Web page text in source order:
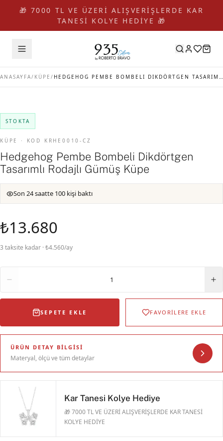
🎁 7000 TL VE ÜZERİ ALIŞVERİŞLERDE KAR
TANESİ KOLYE HEDİYE 🎁
ANASAYFA/ KÜPE / HEDGEHOG PEMBE BOMBELI DIKDÖRTGEN TASARIMLI RODAJLI GÜMÜŞ KÜPE
STOKTA
KÜPE · KOD KRHE0010-CZ
Hedgehog Pembe Bombeli Dikdörtgen
Tasarımlı Rodajlı Gümüş Küpe
Son 24 saatte 100 kişi baktı
₺13.680
3 taksite kadar · ₺4.560/ay
1
SEPETE EKLE FAVORİLERE EKLE
ÜRÜN DETAY BILGISI
Materyal, ölçü ve tüm detaylar
Kar Tanesi Kolye Hediye
🎁 7000 TL VE ÜZERİ ALIŞVERİŞLERDE KAR TANESİ
KOLYE HEDİYE